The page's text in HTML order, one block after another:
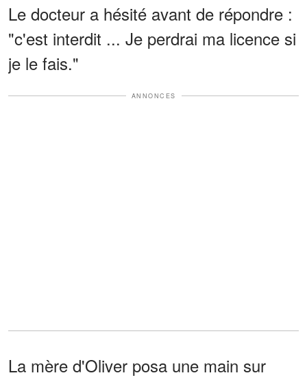
Le docteur a hésité avant de répondre :
"c'est interdit ... Je perdrai ma licence si
je le fais."
ANNONCES
La mère d'Oliver posa une main sur